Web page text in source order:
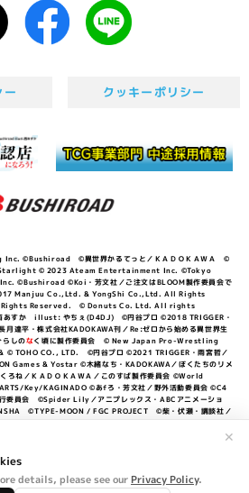
details, please see our Privacy Policy.
✕
ー クッキーポリシー
©Bushiroad ©異世界かるてっと／ＫＡＤＯＫＡＷＡ ©
© 2023 Ateam Entertainment Inc. ©Tokyo
©Bushiroad ©Koi・芳文社／ご注文はBLOOM製作委員会で
Manjuu Co.,Ltd. & YongShi Co.,Ltd. All Rights
Reserved. © Donuts Co. Ltd. All rights
か illust: やちぇ(D4DJ) ©円谷プロ ©2018 TRIGGER・
達平・株式会社KADOKAWA刊／Re:ゼロから始める異世界生
しのなく頃に製作委員会 © New Japan Pro-Wrestling
CO., LTD. ©円谷プロ ©2021 TRIGGER・雨宮哲／
Games & Yostar ©木緒なち・KADOKAWA／ぼくたちのリメ
ろね／ＫＡＤＯＫＡＷＡ／このすば製作委員会 ©World
Key/KAGINADO ©あfろ・芳文社／野外活動委員会 ©C4
委員会 ©Spider Lily／アニプレックス・ABCアニメーショ
©TYPE-MOON / FGC PROJECT ©柴・伏瀬・講談社／
とが大大大大大好きな製作委員会 ©IIS-P／ぽんのみち製作委
／「劇場版グリッドマンユニバース」製作委員会 © NEXON
ブライブ！蓮ノ空女学院スクールアイドルクラブ ©「勇気爆